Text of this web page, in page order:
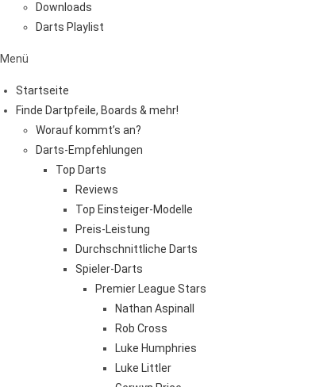
Downloads
Darts Playlist
Menü
Startseite
Finde Dartpfeile, Boards & mehr!
Worauf kommt’s an?
Darts-Empfehlungen
Top Darts
Reviews
Top Einsteiger-Modelle
Preis-Leistung
Durchschnittliche Darts
Spieler-Darts
Premier League Stars
Nathan Aspinall
Rob Cross
Luke Humphries
Luke Littler